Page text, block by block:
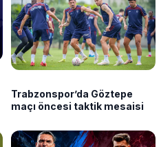
Trabzonspor’da Göztepe
maçı öncesi taktik mesaisi